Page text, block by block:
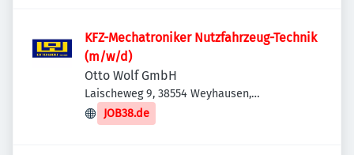
KFZ-Mechatroniker Nutzfahrzeug-Technik
(m/w/d)
Otto Wolf GmbH
Laischeweg 9, 38554 Weyhausen,
Deutschland
JOB38.de